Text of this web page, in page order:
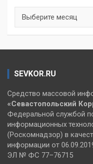
SEVKOR.RU
Средство массовой
«Севастопольский
Федеральной службой
информационных
(Роскомнадзор) в
информации от
ЭЛ № ФС 77–76715